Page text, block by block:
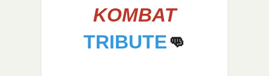
KOMBAT
TRIBUTE👊